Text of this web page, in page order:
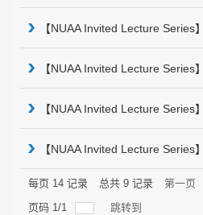
每页 14 记录 总共 9 记录 第一页
页码 1/1 跳转到